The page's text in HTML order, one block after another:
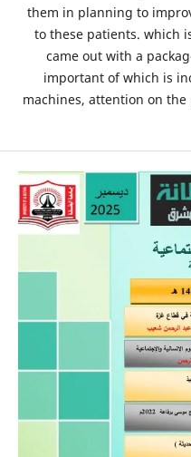
them in planning to
to these patients. which
came out with a
important of which is
machines, attention on